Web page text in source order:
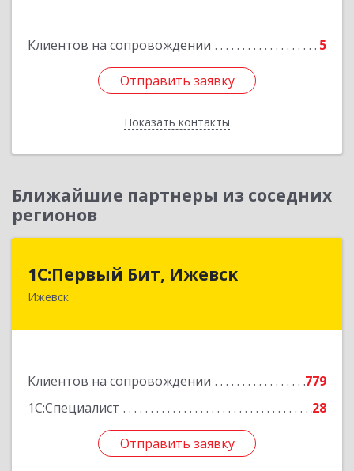
Клиентов на сопровождении 5
Отправить заявку
Показать контакты
Отправить заявку
Назад
Ближайшие партнеры из соседних
регионов
1С:Первый Бит, Ижевск
Ижевск
Клиентов на сопровождении
779
1С:Специалист
28
Отправить заявку
1С:Первый Бит, Ижевск
Отправить заявку